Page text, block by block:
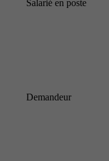
Salarié en poste
Demandeur